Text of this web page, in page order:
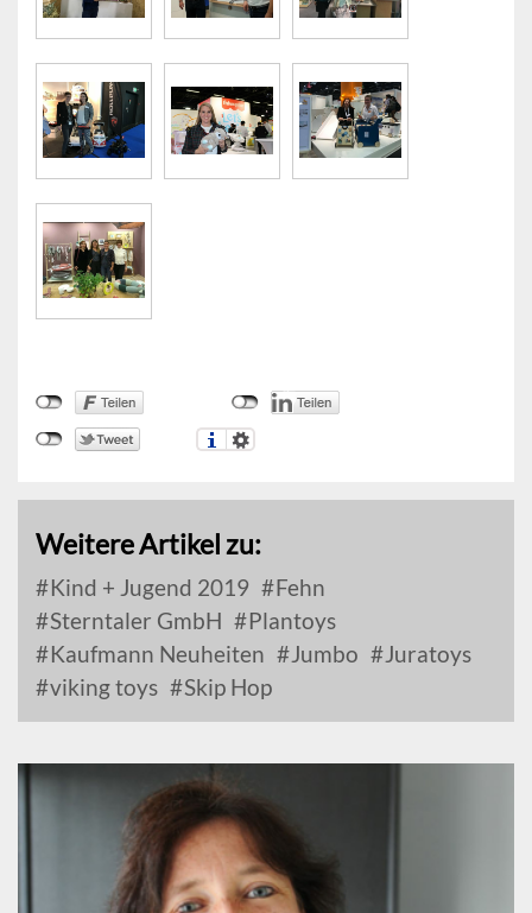
Weitere Artikel zu:
Kind + Jugend 2019
Fehn
Sterntaler GmbH
Plantoys
Kaufmann Neuheiten
Jumbo
Juratoys
viking toys
Skip Hop